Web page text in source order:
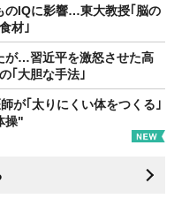
のIQに影響…東大教授｢脳の
材｣
が…習近平を激怒させた高
｢大胆な手法｣
が｢太りにくい体をつくる｣
操"